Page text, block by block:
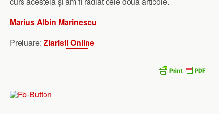
Marius Albin Marinescu
Preluare: Ziaristi Online